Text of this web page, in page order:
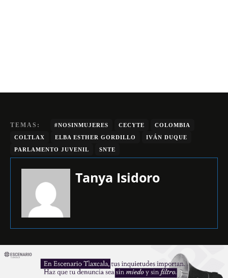
TEMAS: #NOSINMUJERES CECYTE
COLOMBIA
COLTLAX
ELBA ESTHER GORDILLO
IVÁN DUQUE
PARLAMENTO JUVENIL
SNTE
Tanya Isidoro